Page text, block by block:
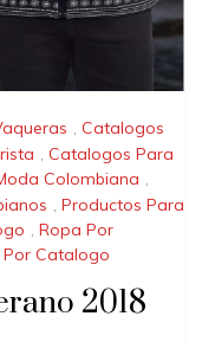
, Catalogos
Catalogos Para
Colombiana ,
Productos Para
, Ropa Por
Por Catalogo
2018